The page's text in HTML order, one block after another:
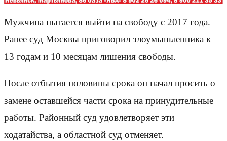
Мужчина пытается выйти на свободу с 2017 года.
Ранее суд Москвы приговорил злоумышленника к
13 годам и 10 месяцам лишения свободы.
После отбытия половины срока он начал просить о
замене оставшейся части срока на принудительные
работы. Районный суд удовлетворяет эти
ходатайства, а областной суд отменяет.